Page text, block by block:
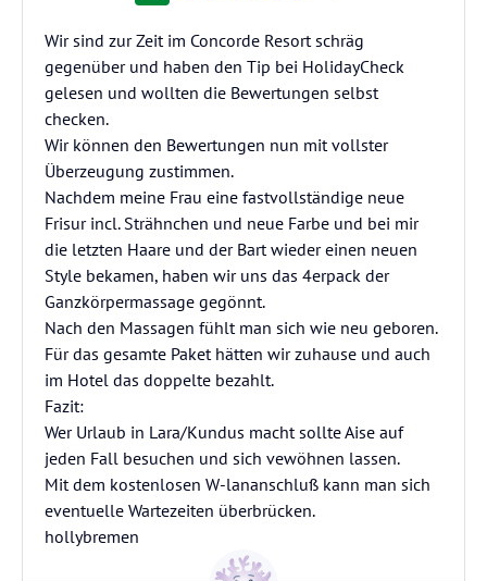
Wir sind zur Zeit im Concorde Resort schräg
gegenüber und haben den Tip bei HolidayCheck
gelesen und wollten die Bewertungen selbst
checken.
Wir können den Bewertungen nun mit vollster
Überzeugung zustimmen.
Nachdem meine Frau eine fastvollständige neue
Frisur incl. Strähnchen und neue Farbe und bei mir
die letzten Haare und der Bart wieder einen neuen
Style bekamen, haben wir uns das 4erpack der
Ganzkörpermassage gegönnt.
Nach den Massagen fühlt man sich wie neu geboren.
Für das gesamte Paket hätten wir zuhause und auch
im Hotel das doppelte bezahlt.
Fazit:
Wer Urlaub in Lara/Kundus macht sollte Aise auf
jeden Fall besuchen und sich vewöhnen lassen.
Mit dem kostenlosen W-lananschluß kann man sich
eventuelle Wartezeiten überbrücken.
hollybremen